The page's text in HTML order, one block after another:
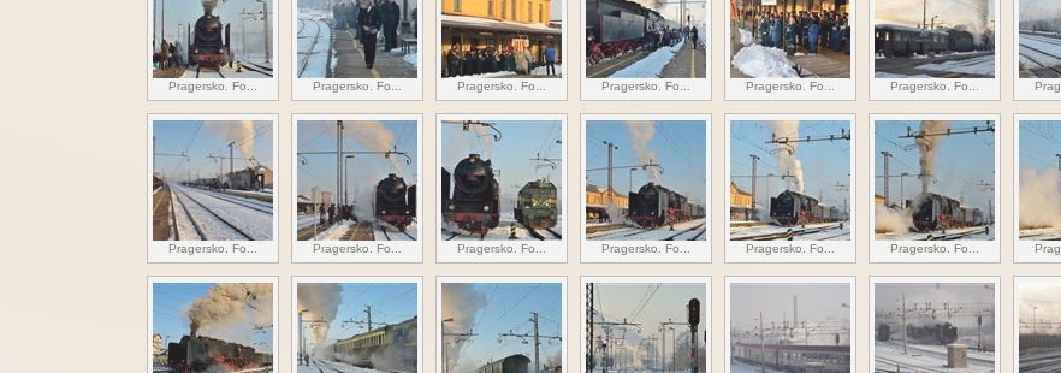
Pragersko. Fo... Pragersko. Fo... Pragersko. Fo... Pragersko. Fo... Pragersko. Fo... Pragersko. Fo...
Pragersko. Fo... Pragersko. Fo... Pragersko. Fo... Pragersko. Fo... Pragersko. Fo... Pragersko. Fo...